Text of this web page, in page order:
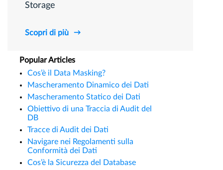
Storage
Scopri di più
Popular Articles
Cos’è il Data Masking?
Mascheramento Dinamico dei Dati
Mascheramento Statico dei Dati
Obiettivo di una Traccia di Audit del
DB
Tracce di Audit dei Dati
Navigare nei Regolamenti sulla
Conformità dei Dati
Cos’è la Sicurezza del Database